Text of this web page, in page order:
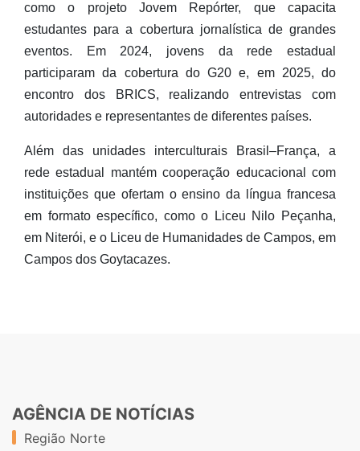
como o projeto Jovem Repórter, que capacita
estudantes para a cobertura jornalística de grandes
eventos. Em 2024, jovens da rede estadual
participaram da cobertura do G20 e, em 2025, do
encontro dos BRICS, realizando entrevistas com
autoridades e representantes de diferentes países.
Além das unidades interculturais Brasil–França, a
rede estadual mantém cooperação educacional com
instituições que ofertam o ensino da língua francesa
em formato específico, como o Liceu Nilo Peçanha,
em Niterói, e o Liceu de Humanidades de Campos, em
Campos dos Goytacazes.
AGÊNCIA DE NOTÍCIAS
Região Norte